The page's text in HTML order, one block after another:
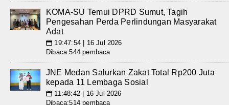
KOMA-SU Temui DPRD Sumut, Tagih
Pengesahan Perda Perlindungan Masyarakat
Adat
📅 19:47:54 | 16 Jul 2026
Dibaca:544 pembaca
JNE Medan Salurkan Zakat Total Rp200 Juta
kepada 11 Lembaga Sosial
📅 11:48:42 | 16 Jul 2026
Dibaca:514 pembaca